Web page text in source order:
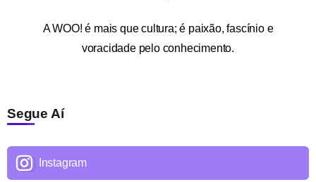
AWOO! é mais que cultura; é paixão, fascínio e
voracidade pelo conhecimento.
Segue Aí
Instagram